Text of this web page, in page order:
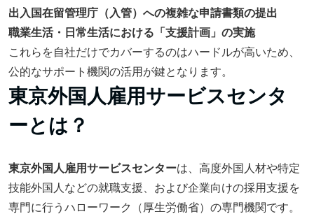
出入国在留管理庁（入管）への複雑な申請書類の提出
職業生活・日常生活における「支援計画」の実施
これらを自社だけでカバーするのはハードルが高いため、
公的なサポート機関の活用が鍵となります。
東京外国人雇用サービスセンタ
ーとは？
東京外国人雇用サービスセンターは、高度外国人材や特定
技能外国人などの就職支援、および企業向けの採用支援を
専門に行うハローワーク（厚生労働省）の専門機関です。